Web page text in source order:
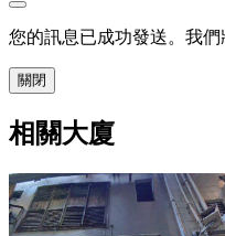
您的訊息已成功發送。我們
關閉
相關大廈